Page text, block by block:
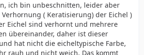
ich bin unbeschnitten, leider aber
( Keratisierung) der Eichel )
Eichel sind verhornt und mehrere
übereinander, daher ist dieser
hat nicht die eicheltypische Farbe,
rauh und nicht weich. Das kommt